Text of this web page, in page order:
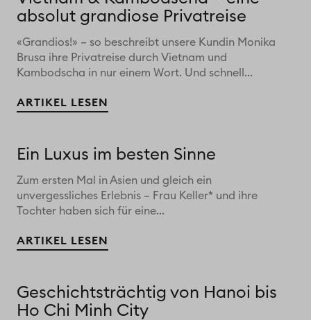
absolut grandiose Privatreise
«Grandios!» – so beschreibt unsere Kundin Monika
Brusa ihre Privatreise durch Vietnam und
Kambodscha in nur einem Wort. Und schnell...
ARTIKEL LESEN
Ein Luxus im besten Sinne
Zum ersten Mal in Asien und gleich ein
unvergessliches Erlebnis – Frau Keller* und ihre
Tochter haben sich für eine...
ARTIKEL LESEN
Geschichtsträchtig von Hanoi bis
Ho Chi Minh City